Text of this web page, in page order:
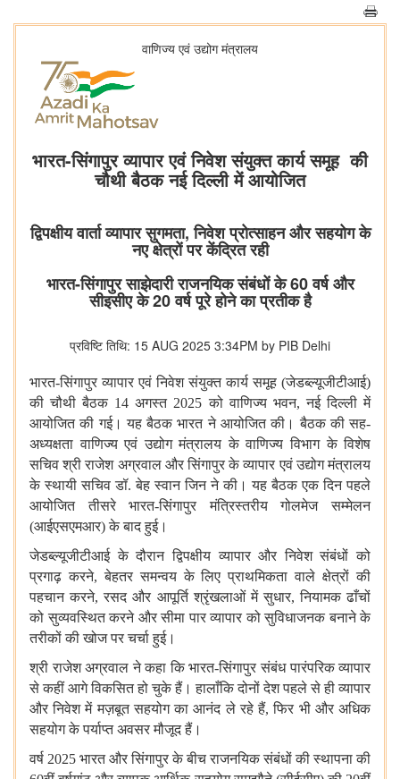
वाणिज्‍य एवं उद्योग मंत्रालय
भारत-सिंगापुर व्यापार एवं निवेश संयुक्त कार्य समूह की
चौथी बैठक नई दिल्ली में आयोजित
द्विपक्षीय वार्ता व्यापार सुगमता, निवेश प्रोत्साहन और सहयोग के
नए क्षेत्रों पर केंद्रित रही
भारत-सिंगापुर साझेदारी राजनयिक संबंधों के 60 वर्ष और
सीइसीए के 20 वर्ष पूरे होने का प्रतीक है
प्रविष्टि तिथि: 15 AUG 2025 3:34PM by PIB Delhi
भारत-सिंगापुर व्यापार एवं निवेश संयुक्त कार्य समूह (जेडब्ल्यूजीटीआई)
की चौथी बैठक14अगस्त2025को वाणिज्य भवन,नई दिल्ली में
आयोजित की गई। यह बैठक भारत ने आयोजित की। बैठक की सह-
अध्यक्षता वाणिज्य एवं उद्योग मंत्रालय के वाणिज्य विभाग के विशेष
सचिव श्री राजेश अग्रवाल और सिंगापुर के व्यापार एवं उद्योग मंत्रालय
के स्थायी सचिव डॉ.बेह स्वान जिन ने की। यह बैठक एक दिन पहले
आयोजित
तीसरे भारत-सिंगापुर मंत्रिस्तरीय गोलमेज
सम्मेलन
(आईएसएमआर)के बाद हुई।
जेडब्ल्यूजीटीआई के दौरान द्विपक्षीय व्यापार और निवेश संबंधों को
प्रगाढ़ करने,बेहतर समन्वय के लिए प्राथमिकता वाले क्षेत्रों की
पहचान करने,रसद और आपूर्ति श्रृंखलाओं में सुधार,नियामक ढाँचों
को सुव्यवस्थित करने और सीमा पार व्यापार को सुविधाजनक बनाने के
तरीकों की खोज पर चर्चा हुई।
श्री राजेश अग्रवाल ने कहा कि भारत-सिंगापुर संबंध पारंपरिक व्यापार
से कहीं आगे विकसित हो चुके हैं। हालाँकि दोनों देश पहले से ही व्यापार
और निवेश में मज़बूत सहयोग का आनंद ले रहे हैं,फिर भी और अधिक
सहयोग के पर्याप्त अवसर मौजूद हैं।
वर्ष 2025 भारत और सिंगापुर के बीच राजनयिक संबंधों की स्थापना की